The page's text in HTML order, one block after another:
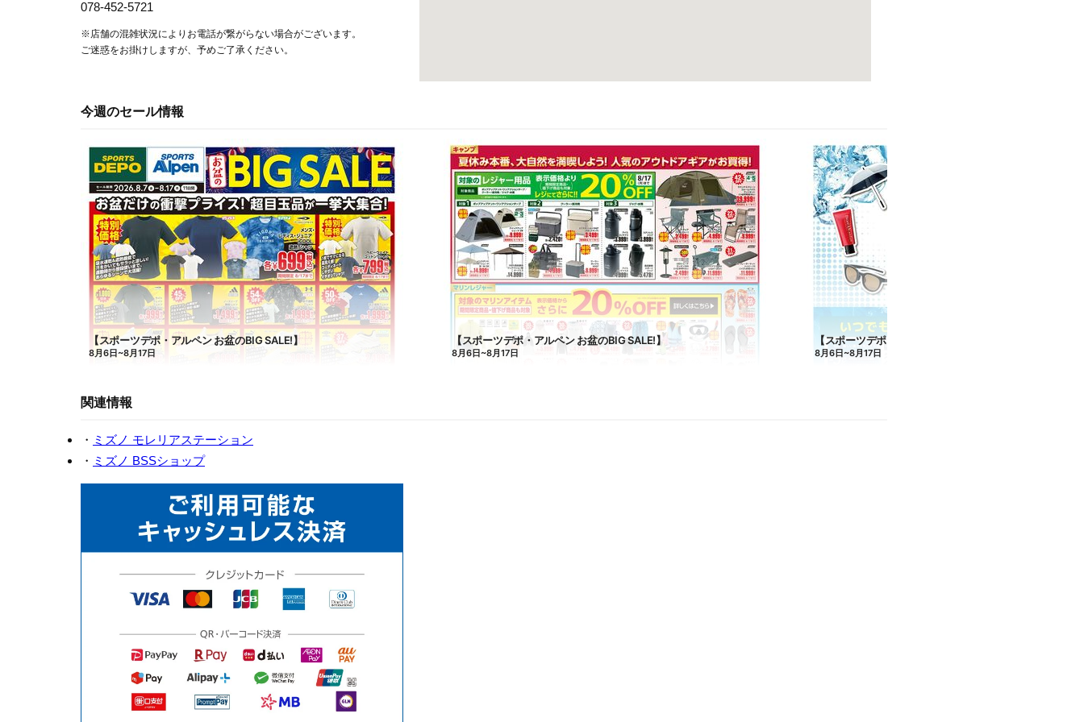
078-452-5721
※店舗の混雑状況によりお電話が繋がらない場合がございます。
ご迷惑をお掛けしますが、予めご了承ください。
今週のセール情報
関連情報
・ ミズノ モレリアステーション
・ ミズノ BSSショップ